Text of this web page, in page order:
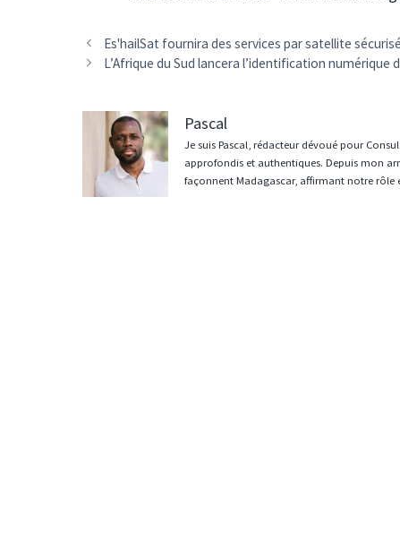
Navigation
des
Es'hailSat fournira des services par satellite
L’Afrique du Sud lancera l’identification
Pascal
Je suis Pascal, rédacteur dévoué pour
approfondis et authentiques. Depuis mon
façonnent Madagascar, affirmant notre rôle